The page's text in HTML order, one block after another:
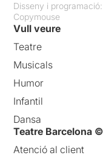
Disseny i programació:
Copymouse
Vull veure
Teatre
Musicals
Humor
Infantil
Dansa
Teatre Barcelona
Atenció al client